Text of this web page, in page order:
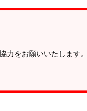
力をお願いいたします。